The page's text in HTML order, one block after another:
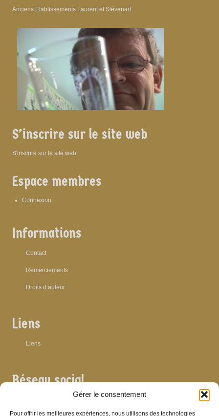
Gérer le consentement
Pour offrir les meilleures expériences, nous utilisons des technologies
Anciens Etablissements Laurent et Stévenart
S’inscrire sur le site web
S'inscrire sur le site web
Espace membres
Connexion
Informations
Contact
Remerciements
Droits d’auteur
Liens
Liens
Réseau social